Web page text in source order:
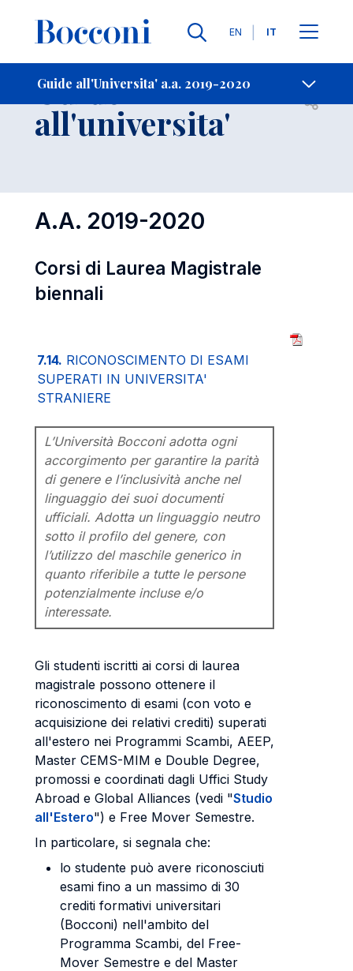
Lingue
EN IT
Guide all'Universita' a.a. 2019-2020
-
Guide
all'universita' Open
A.A. 2019-2020
Corsi di Laurea Magistrale
biennali
7.14. RICONOSCIMENTO DI ESAMI
SUPERATI IN UNIVERSITA'
STRANIERE
L’Università Bocconi adotta ogni
accorgimento per garantire la parità
di genere e l’inclusività anche nel
linguaggio dei suoi documenti
ufficiali. Adotta un linguaggio neutro
sotto il profilo del genere, con
l’utilizzo del maschile generico in
quanto riferibile a tutte le persone
potenzialmente incluse e/o
interessate.
Gli studenti iscritti ai corsi di laurea
magistrale possono ottenere il
riconoscimento di esami (con voto e
acquisizione dei relativi crediti) superati
all'estero nei Programmi Scambi, AEEP,
Master CEMS-MIM e Double Degree,
promossi e coordinati dagli Uffici Study
Abroad e Global Alliances (vedi "Studio
all'Estero") e Free Mover Semestre.
In particolare, si segnala che:
lo studente può avere riconosciuti
esami fino a un massimo di 30
crediti formativi universitari
(Bocconi) nell'ambito del
Programma Scambi, del Free-
Mover Semestre e del Master